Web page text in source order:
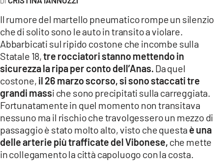
LACPLAY.IT
LACTV.IT
LACONAIR.IT
LACITYMAG.IT
ILREGGINO.IT
COSENZACHANNEL.IT
ILVIBONESE.IT
Il rumore del martello pneumatico rompe un silenzio
che di solito sono le auto in transito a violare.
Abbarbicati sul ripido costone che incombe sulla
Statale 18,tre rocciatori stanno mettendo in
sicurezza la ripa per conto dell’Anas. Da quel
costone, il 26 marzo scorso, si sono staccati tre
grandi massi che sono precipitati sulla carreggiata.
Fortunatamente in quel momento non transitava
nessuno ma il rischio che travolgessero un mezzo di
passaggio è stato molto alto, visto che questa è una
delle arterie più trafficate del Vibonese, che mette
in collegamento la città capoluogo con la costa.